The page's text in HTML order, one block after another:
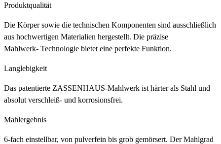
Produktqualität
Die Körper sowie die technischen Komponenten sind ausschließlich
aus hochwertigen Materialien hergestellt. Die präzise
Mahlwerk- Technologie bietet eine perfekte Funktion.
Langlebigkeit
Das patentierte ZASSENHAUS-Mahlwerk ist härter als Stahl und
absolut verschleiß- und korrosionsfrei.
Mahlergebnis
6-fach einstellbar, von pulverfein bis grob gemörsert. Der Mahlgrad